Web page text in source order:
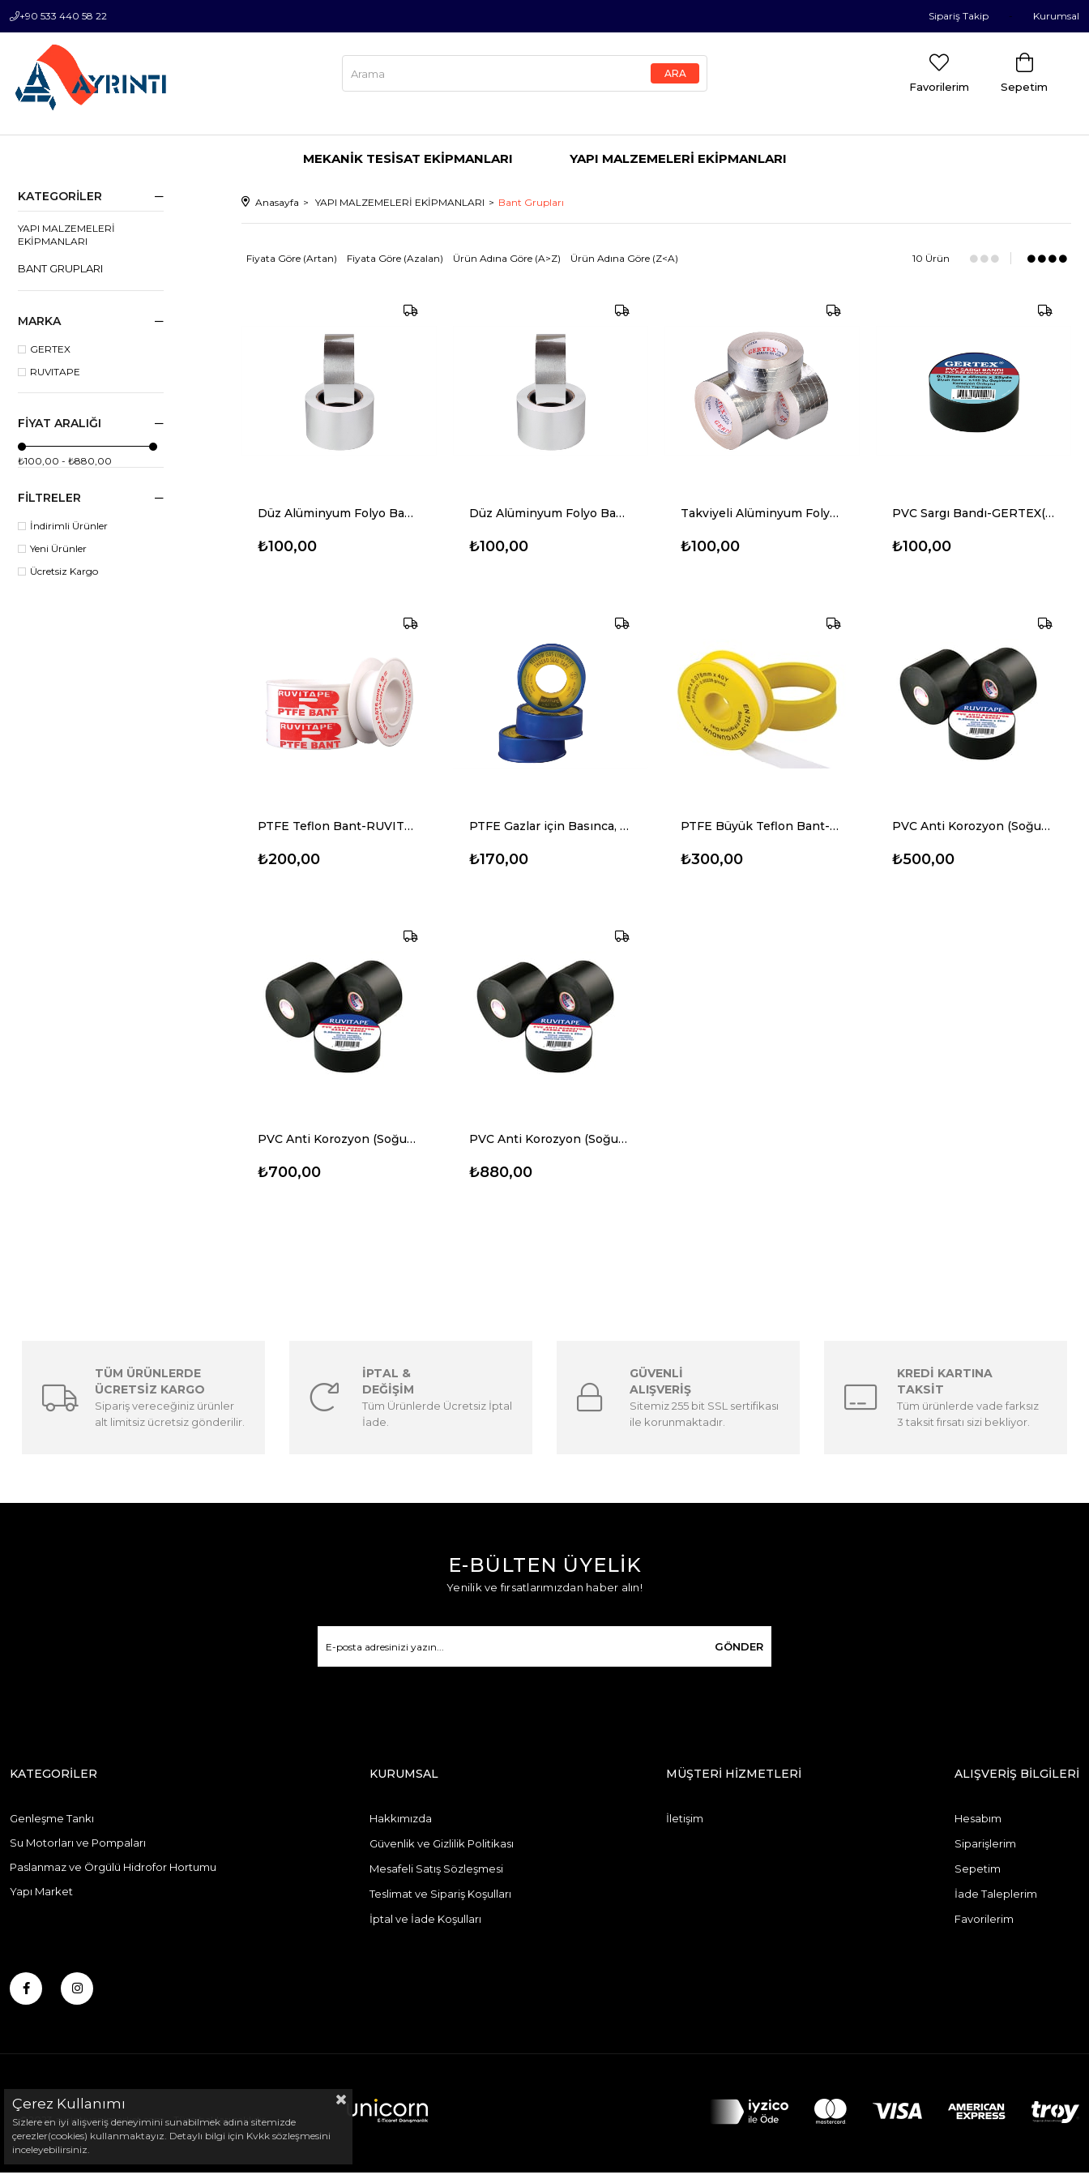
+90 533 440 58 22 Sipariş Takip Kurumsal
Sepetim
Favorilerim
MEKANİK TESİSAT EKİPMANLARI YAPI MALZEMELERİ EKİPMANLARI
KATEGORILER
YAPI MALZEMELERİ
EKİPMANLARI
BANT GRUPLARI
MARKA
GERTEX
RUVITAPE
FIYAT ARALIĞI
₺100,00 - ₺880,00
FILTRELER
İndirimli Ürünler
Yeni Ürünler
Ücretsiz Kargo
Anasayfa YAPI MALZEMELERİ EKİPMANLARI Bant Grupları
Fiyata Göre (Artan) Fiyata Göre (Azalan) Ürün Adına Göre (A>Z) Ürün Adına Göre (Z<A) 10 Ürün
Düz Alüminyum Folyo Bant-GERTEX (48mmx30mt)
₺100,00
Düz Alüminyum Folyo Bant-GERTEX (96mmx30mt)
₺100,00
Takviyeli Alüminyum Folyo Bant-GERTEX (48mmx30mt)
₺100,00
PVC Sargı Bandı-GERTEX(0,13mmx48mm 25yds)
₺100,00
PTFE Teflon Bant-RUVITAPE (12mmx10mt) 10'lu
₺200,00
PTFE Gazlar için Basınca, Isıya Dayanıklı Bant-RUVITAPE 10'lu
₺170,00
PTFE Büyük Teflon Bant-RUVITAPE (19mm x 0,076mm x 10mt) 10'lu
₺300,00
PVC Anti Korozyon (Soğuk Sargı) Bandı-RUVITAPE (50mmx25mt)
₺500,00
PVC Anti Korozyon (Soğuk Sargı) Bandı-RUVITAPE (75mmx25mt)
₺700,00
PVC Anti Korozyon (Soğuk Sargı) Bandı-RUVITAPE (100mmx25mt)
₺880,00
TÜM ÜRÜNLERDE
ÜCRETSİZ KARGO
Sipariş vereceğiniz ürünler
alt limitsiz ücretsiz gönderilir.
İPTAL &
DEĞİŞİM
Tüm Ürünlerde Ücretsiz İptal
İade.
GÜVENLİ
ALIŞVERİŞ
Sitemiz 255 bit SSL sertifikası
ile korunmaktadır.
KREDİ KARTINA
TAKSİT
Tüm ürünlerde vade farksız
3 taksit fırsatı sizi bekliyor.
E-BÜLTEN ÜYELİK
Yenilik ve fırsatlarımızdan haber alın!
GÖNDER
KATEGORİLER
Genleşme Tankı
Su Motorları ve Pompaları
Paslanmaz ve Örgülü Hidrofor Hortumu
Yapı Market
KURUMSAL
Hakkımızda
Güvenlik ve Gizlilik Politikası
Mesafeli Satış Sözleşmesi
Teslimat ve Sipariş Koşulları
İptal ve İade Koşulları
MÜŞTERİ HİZMETLERİ
İletişim
ALIŞVERİŞ BİLGİLERİ
Hesabım
Siparişlerim
Sepetim
İade Taleplerim
Favorilerim
©2023 ayrintiyapimarket.com - Tüm hakları saklıdır
Çerez Kullanımı
Sizlere en iyi alışveriş deneyimini sunabilmek adına sitemizde
çerezler(cookies) kullanmaktayız. Detaylı bilgi için Kvkk sözleşmesini
inceleyebilirsiniz.